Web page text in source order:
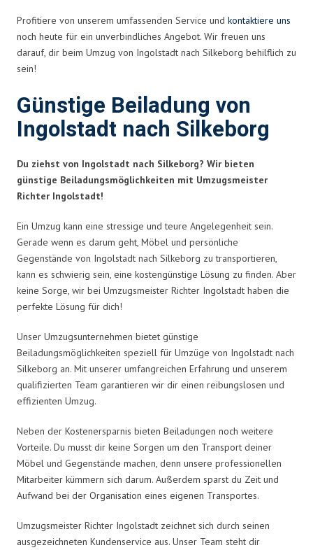
Profitiere von unserem umfassenden Service und kontaktiere uns
noch heute für ein unverbindliches Angebot. Wir freuen uns
darauf, dir beim Umzug von Ingolstadt nach Silkeborg behilflich zu
sein!
Günstige Beiladung von
Ingolstadt nach Silkeborg
Du ziehst von Ingolstadt nach Silkeborg? Wir bieten
günstige Beiladungsmöglichkeiten mit Umzugsmeister
Richter Ingolstadt!
Ein Umzug kann eine stressige und teure Angelegenheit sein.
Gerade wenn es darum geht, Möbel und persönliche
Gegenstände von Ingolstadt nach Silkeborg zu transportieren,
kann es schwierig sein, eine kostengünstige Lösung zu finden. Aber
keine Sorge, wir bei Umzugsmeister Richter Ingolstadt haben die
perfekte Lösung für dich!
Unser Umzugsunternehmen bietet günstige
Beiladungsmöglichkeiten speziell für Umzüge von Ingolstadt nach
Silkeborg an. Mit unserer umfangreichen Erfahrung und unserem
qualifizierten Team garantieren wir dir einen reibungslosen und
effizienten Umzug.
Neben der Kostenersparnis bieten Beiladungen noch weitere
Vorteile. Du musst dir keine Sorgen um den Transport deiner
Möbel und Gegenstände machen, denn unsere professionellen
Mitarbeiter kümmern sich darum. Außerdem sparst du Zeit und
Aufwand bei der Organisation eines eigenen Transportes.
Umzugsmeister Richter Ingolstadt zeichnet sich durch seinen
ausgezeichneten Kundenservice aus. Unser Team steht dir